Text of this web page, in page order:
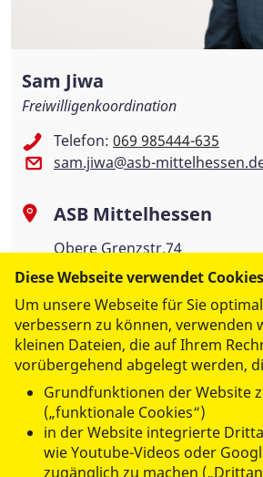
Sam Jiwa
Freiwilligenkoordination
Telefon: 069 985444-635
sam.jiwa@asb-
ASB Mittelhessen
Obere Grenzstr.74
63071 Offenbach
Diese Webseite verwendet Cookies
Um unsere Webseite für Sie
verbessern zu können, verwenden
kleinen Dateien, die auf Ihrem
vorübergehend abgelegt werden,
Grundfunktionen der Website
(„funktionale Cookies“)
in der Website integrierte
wie Youtube-Videos oder
zugänglich zu machen